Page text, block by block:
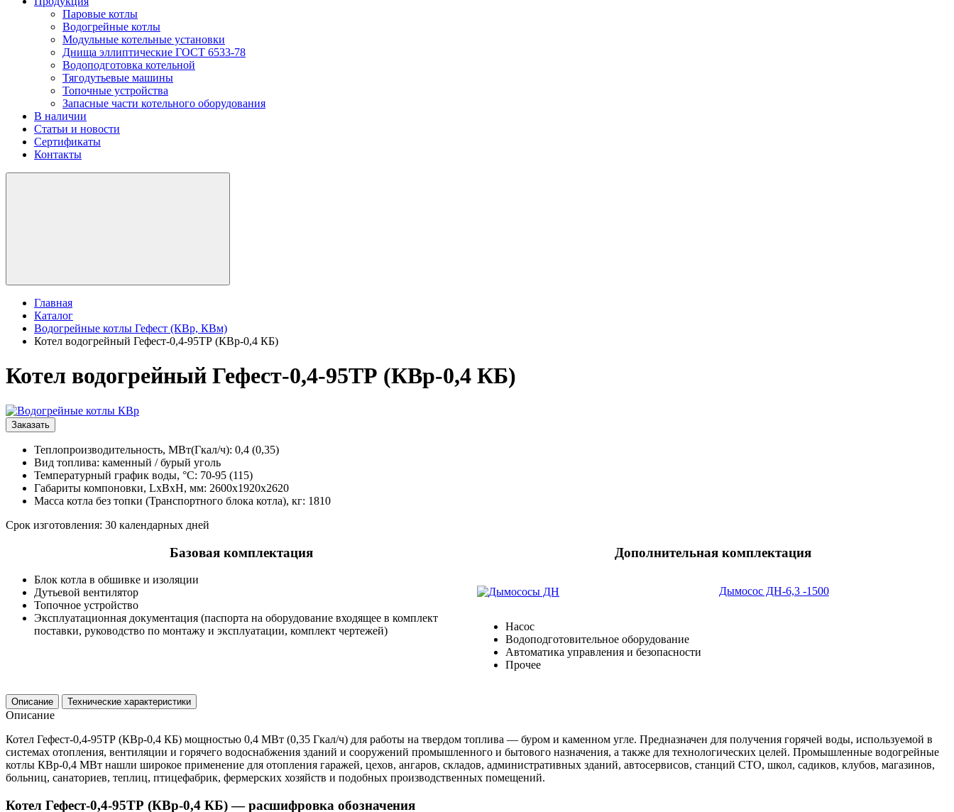
Паровые котлы
Водогрейные котлы
Модульные котельные установки
Днища эллиптические ГОСТ 6533-78
Водоподготовка котельной
Тягодутьевые машины
Топочные устройства
Запасные части котельного оборудования
В наличии
Статьи и новости
Сертификаты
Контакты
Главная
Каталог
Водогрейные котлы Гефест (КВр, КВм)
Котел водогрейный Гефест-0,4-95ТР (КВр-0,4 КБ)
Котел водогрейный Гефест-0,4-95ТР (КВр-0,4 КБ)
Заказать
Теплопроизводительность, МВт(Гкал/ч): 0,4 (0,35)
Вид топлива: каменный / бурый уголь
Температурный график воды, °С: 70-95 (115)
Габариты компоновки, LxBxH, мм: 2600x1920x2620
Масса котла без топки (Транспортного блока котла), кг: 1810
Срок изготовления: 30 календарных дней
Базовая комплектация
Блок котла в обшивке и изоляции
Дутьевой вентилятор
Топочное устройство
Эксплуатационная документация (паспорта на оборудование входящее в комплект
поставки, руководство по монтажу и эксплуатации, комплект чертежей)
Дополнительная комплектация
Дымосос ДН-6,3 -1500
Насос
Водоподготовительное оборудование
Автоматика управления и безопасности
Прочее
Описание Технические характеристики
Описание
Котел Гефест-0,4-95ТР (КВр-0,4 КБ) мощностью 0,4 МВт (0,35 Гкал/ч) для работы на твердом топлива — буром и каменном угле. Предназначен для получения горячей воды, используемой в
системах отопления, вентиляции и горячего водоснабжения зданий и сооружений промышленного и бытового назначения, а также для технологических целей. Промышленные водогрейные
котлы КВр-0,4 МВт нашли широкое применение для отопления гаражей, цехов, ангаров, складов, административных зданий, автосервисов, станций СТО, школ, садиков, клубов, магазинов,
больниц, санаториев, теплиц, птицефабрик, фермерских хозяйств и подобных производственных помещений.
Котел Гефест-0,4-95ТР (КВр-0,4 КБ) — расшифровка обозначения